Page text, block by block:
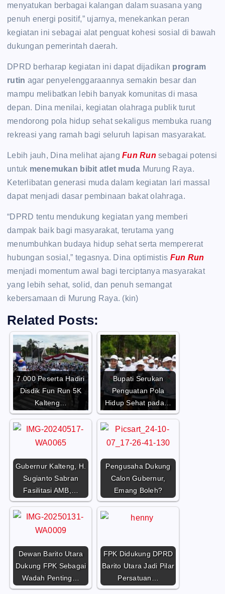
menyatukan berbagai kalangan dalam suasana yang
penuh energi positif,” ujarnya, menekankan peran
kegiatan ini sebagai alat penguat kohesi sosial di bawah
dukungan pemerintah daerah.
DPRD berharap kegiatan ini dapat dijadikan program
rutin agar penyelenggaraannya semakin besar dan
mampu melibatkan lebih banyak komunitas di masa
depan. Dina menilai, kegiatan olahraga publik turut
mendorong pola hidup sehat sekaligus membuka ruang
rekreasi yang ramah bagi seluruh lapisan masyarakat.
Lebih jauh, Dina melihat ajangFun Run sebagai potensi
untuk menemukan bibit atlet muda Murung Raya.
Keterlibatan generasi muda dalam kegiatan lari massal
dapat menjadi dasar pembinaan bakat olahraga.
“DPRD tentu mendukung kegiatan yang memberi
dampak baik bagi masyarakat, terutama yang
menumbuhkan budaya hidup sehat serta mempererat
hubungan sosial,” tegasnya. Dina optimistis Fun Run
menjadi momentum awal bagi terciptanya masyarakat
yang lebih sehat, solid, dan penuh semangat
kebersamaan di Murung Raya. (kin)
Related Posts:
7.000 Peserta Hadiri
Disdik Fun Run 5K
Kalteng…
Bupati Serukan
Penguatan Pola
Hidup Sehat pada…
Gubernur Kalteng, H.
Sugianto Sabran
Fasilitasi AMB,…
Pengusaha Dukung
Calon Gubernur,
Emang Boleh?
Dewan Barito Utara
Dukung FPK Sebagai
Wadah Penting…
FPK Didukung DPRD
Barito Utara Jadi Pilar
Persatuan…